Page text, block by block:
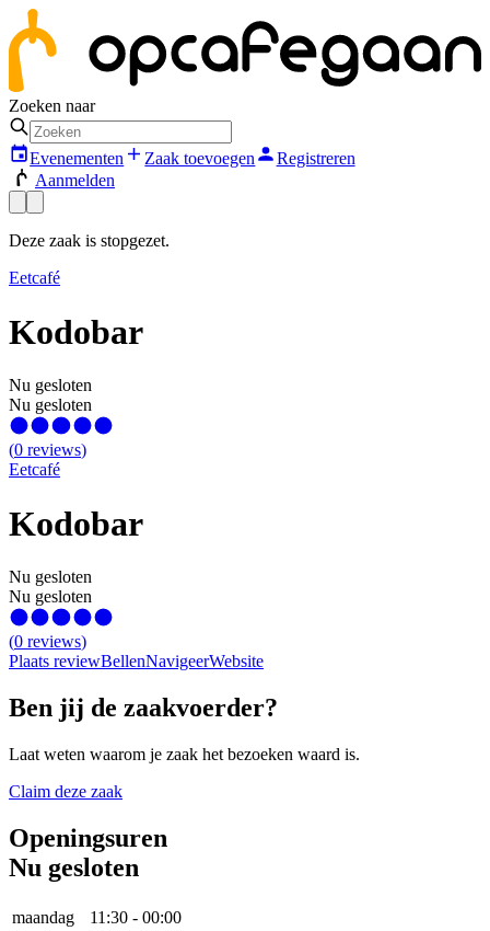
Zoeken naar
Evenementen Zaak toevoegen
Registreren
Aanmelden
Deze zaak is stopgezet.
Eetcafé
Kodobar
Nu gesloten
Nu gesloten
(0 reviews)
Eetcafé
Kodobar
Nu gesloten
Nu gesloten
(0 reviews)
Plaats reviewBellenNavigeerWebsite
Ben jij de zaakvoerder?
Laat weten waarom je zaak het bezoeken waard is.
Claim deze zaak
Openingsuren
Nu gesloten
maandag 11:30 - 00:00